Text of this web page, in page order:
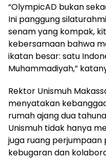
“OlympicAD bukan
Ini panggung
senam yang kompak,
kebersamaan bahwa
ikatan besar: satu
Muhammadiyah,”
Rektor Unismuh
menyatakan
rumah ajang dua
Unismuh tidak hanya
juga ruang
kebugaran dan